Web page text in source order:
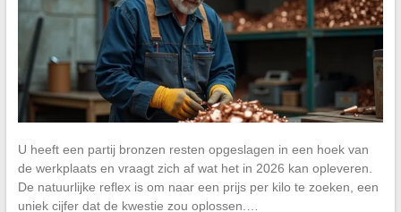
U heeft een partij bronzen resten opgeslagen in een hoek van
de werkplaats en vraagt zich af wat het in 2026 kan opleveren.
De natuurlijke reflex is om naar een prijs per kilo te zoeken, een
uniek cijfer dat de kwestie zou oplossen.…